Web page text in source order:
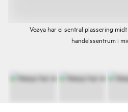
Veøya har ei sentral plassering
handelssentrum i